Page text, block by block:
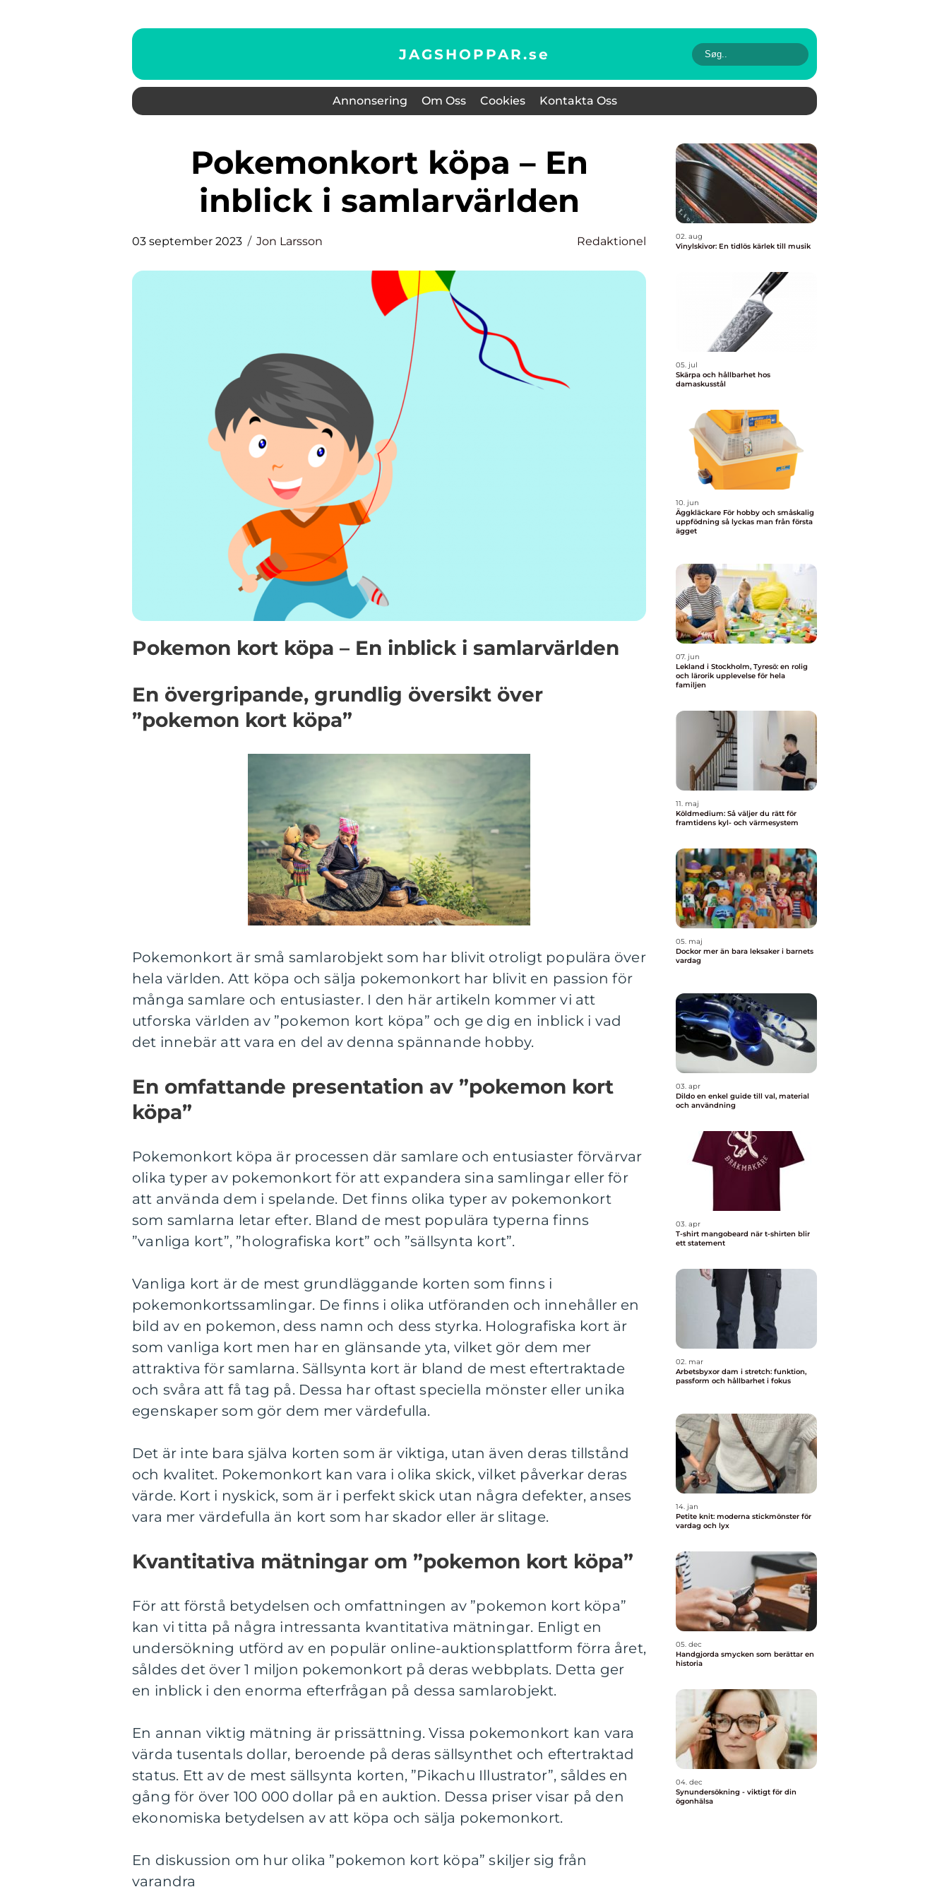
JAGSHOPPAR.se
Annonsering Om Oss Cookies Kontakta Oss
Pokemonkort köpa – En
inblick i samlarvärlden
03 september 2023 Jon Larsson Redaktionel
Pokemon kort köpa – En inblick i samlarvärlden
En övergripande, grundlig översikt över
”pokemon kort köpa”
Pokemonkort är små samlarobjekt som har blivit otroligt populära över
hela världen. Att köpa och sälja pokemonkort har blivit en passion för
många samlare och entusiaster. I den här artikeln kommer vi att
utforska världen av ”pokemon kort köpa” och ge dig en inblick i vad
det innebär att vara en del av denna spännande hobby.
En omfattande presentation av ”pokemon kort
köpa”
Pokemonkort köpa är processen där samlare och entusiaster förvärvar
olika typer av pokemonkort för att expandera sina samlingar eller för
att använda dem i spelande. Det finns olika typer av pokemonkort
som samlarna letar efter. Bland de mest populära typerna finns
”vanliga kort”, ”holografiska kort” och ”sällsynta kort”.
Vanliga kort är de mest grundläggande korten som finns i
pokemonkortssamlingar. De finns i olika utföranden och innehåller en
bild av en pokemon, dess namn och dess styrka. Holografiska kort är
som vanliga kort men har en glänsande yta, vilket gör dem mer
attraktiva för samlarna. Sällsynta kort är bland de mest eftertraktade
och svåra att få tag på. Dessa har oftast speciella mönster eller unika
egenskaper som gör dem mer värdefulla.
Det är inte bara själva korten som är viktiga, utan även deras tillstånd
och kvalitet. Pokemonkort kan vara i olika skick, vilket påverkar deras
värde. Kort i nyskick, som är i perfekt skick utan några defekter, anses
vara mer värdefulla än kort som har skador eller är slitage.
Kvantitativa mätningar om ”pokemon kort köpa”
För att förstå betydelsen och omfattningen av ”pokemon kort köpa”
kan vi titta på några intressanta kvantitativa mätningar. Enligt en
undersökning utförd av en populär online-auktionsplattform förra året,
såldes det över 1 miljon pokemonkort på deras webbplats. Detta ger
en inblick i den enorma efterfrågan på dessa samlarobjekt.
En annan viktig mätning är prissättning. Vissa pokemonkort kan vara
värda tusentals dollar, beroende på deras sällsynthet och eftertraktad
status. Ett av de mest sällsynta korten, ”Pikachu Illustrator”, såldes en
gång för över 100 000 dollar på en auktion. Dessa priser visar på den
ekonomiska betydelsen av att köpa och sälja pokemonkort.
En diskussion om hur olika ”pokemon kort köpa” skiljer sig från
varandra
02. aug
Vinylskivor: En tidlös kärlek till musik
05. jul
Skärpa och hållbarhet hos
damaskusstål
10. jun
Äggkläckare För hobby och småskalig
uppfödning så lyckas man från första
ägget
07. jun
Lekland i Stockholm, Tyresö: en rolig
och lärorik upplevelse för hela
familjen
11. maj
Köldmedium: Så väljer du rätt för
framtidens kyl- och värmesystem
05. maj
Dockor mer än bara leksaker i barnets
vardag
03. apr
Dildo en enkel guide till val, material
och användning
03. apr
T-shirt mangobeard när t-shirten blir
ett statement
02. mar
Arbetsbyxor dam i stretch: funktion,
passform och hållbarhet i fokus
14. jan
Petite knit: moderna stickmönster för
vardag och lyx
05. dec
Handgjorda smycken som berättar en
historia
04. dec
Synundersökning - viktigt för din
ögonhälsa